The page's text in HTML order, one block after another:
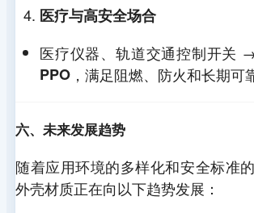
环
境
一般（吸湿
影响尺寸）
良好（抗低
温抗冲击）
和
佳
成
本
中等 中高 高
医疗与高安全场合
医疗仪器、轨道交通控制开关
PPO ，满足阻燃、防火和长期可
六、未来发展趋势
随着应用环境的多样化和安全标准
外壳材质正在向以下趋势发展：